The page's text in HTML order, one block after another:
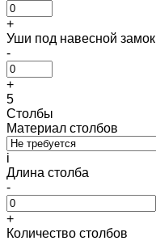
+
Уши под навесной замок
-
+
5
Столбы
Материал столбов
i
Длина столба
-
+
Количество столбов